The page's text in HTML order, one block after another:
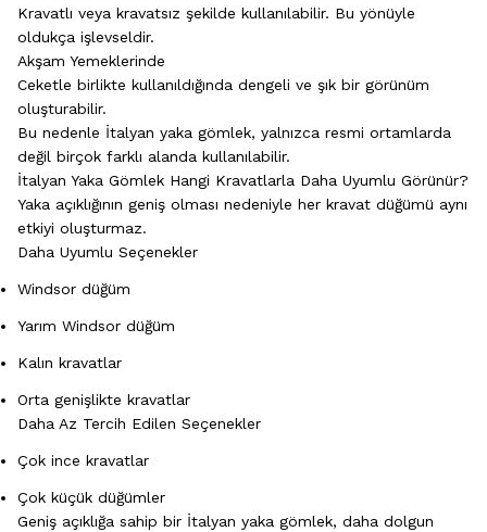
Kravatlı veya kravatsız şekilde kullanılabilir. Bu yönüyle
oldukça işlevseldir.
Akşam Yemeklerinde
Ceketle birlikte kullanıldığında dengeli ve şık bir görünüm
oluşturabilir.
Bu nedenle İtalyan yaka gömlek, yalnızca resmi ortamlarda
değil birçok farklı alanda kullanılabilir.
İtalyan Yaka Gömlek Hangi Kravatlarla Daha Uyumlu Görünür?
Yaka açıklığının geniş olması nedeniyle her kravat düğümü aynı
etkiyi oluşturmaz.
Daha Uyumlu Seçenekler
Windsor düğüm
Yarım Windsor düğüm
Kalın kravatlar
Orta genişlikte kravatlar
Daha Az Tercih Edilen Seçenekler
Çok ince kravatlar
Çok küçük düğümler
Geniş açıklığa sahip bir İtalyan yaka gömlek, daha dolgun